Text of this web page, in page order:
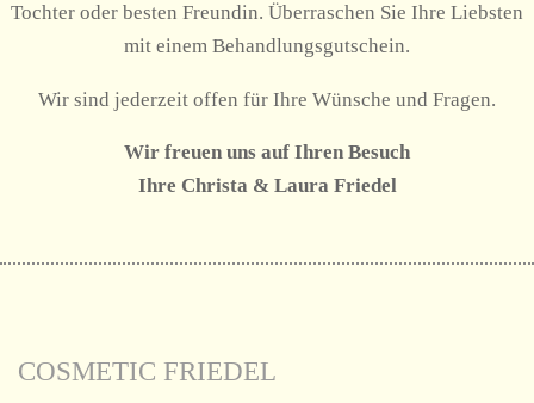
Tochter oder besten Freundin. Überraschen Sie Ihre Liebsten
mit einem Behandlungsgutschein.
Wir sind jederzeit offen für Ihre Wünsche und Fragen.
Wir freuen uns auf Ihren Besuch
Ihre Christa & Laura Friedel
COSMETIC FRIEDEL